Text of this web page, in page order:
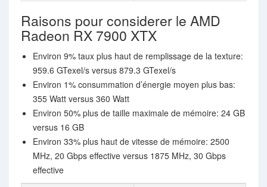
Raisons pour considerer le AMD
Radeon RX 7900 XTX
Environ 9% taux plus haut de remplissage de la texture:
959.6 GTexel/s versus 879.3 GTexel/s
Environ 1% consummation d’énergie moyen plus bas:
355 Watt versus 360 Watt
Environ 50% plus de taille maximale de mémoire: 24 GB
versus 16 GB
Environ 33% plus haut de vitesse de mémoire: 2500
MHz, 20 Gbps effective versus 1875 MHz, 30 Gbps
effective